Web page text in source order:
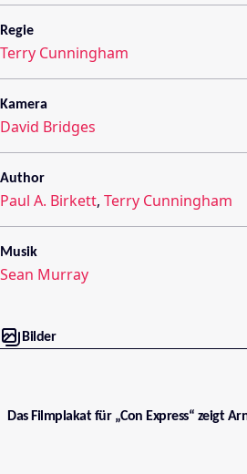
Regie
Terry Cunningham
Kamera
David Bridges
Author
Paul A. Birkett, Terry Cunningham
Musik
Sean Murray
Bilder
Das Filmplakat für „Con Express“ zeigt